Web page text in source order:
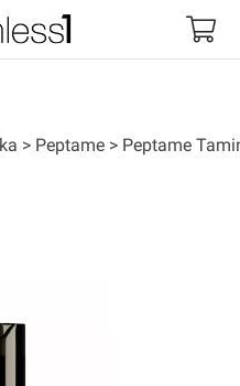
Peptame Peptame